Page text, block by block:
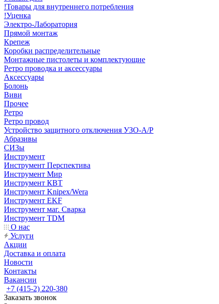
!Товары для внутреннего потребления
!Уценка
Электро-Лаборатория
Прямой монтаж
Крепеж
Коробки распределительные
Монтажные пистолеты и комплектующие
Ретро проводка и аксессуары
Аксессуары
Болонь
Виви
Прочее
Ретро
Ретро провод
Устройство защитного отключения УЗО-А/Р
Абразивы
СИЗы
Инструмент
Инструмент Перспектива
Инструмент Мир
Инструмент КВТ
Инструмент Knipex/Wera
Инструмент EKF
Инструмент маг. Сварка
Инструмент TDM
О нас
Услуги
Акции
Доставка и оплата
Новости
Контакты
Вакансии
+7 (415-2) 220-380
Заказать звонок